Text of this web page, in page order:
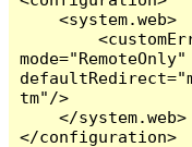
    <system.web>
        <customErrors
mode="RemoteOnly"
tm"/>
    </system.web>
</configuration>